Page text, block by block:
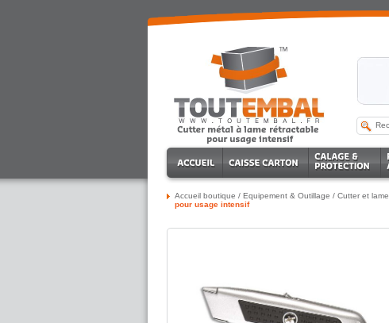
Accueil boutique / Equipement & Outillage / Cutter et lame
pour usage intensif